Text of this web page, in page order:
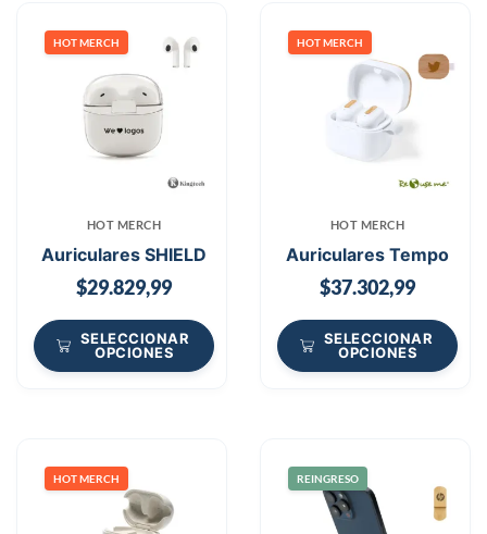
HOT MERCH
HOT MERCH
Auriculares SHIELD
$29.829,99
SELECCIONAR
OPCIONES
HOT MERCH
HOT MERCH
Auriculares Tempo
$37.302,99
SELECCIONAR
OPCIONES
HOT MERCH REINGRESO